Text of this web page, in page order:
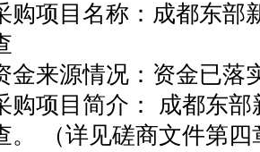
购项目名称：成都东部
金来源情况：资金已落
购项目简介： 成都东
。 （详见磋商文件第